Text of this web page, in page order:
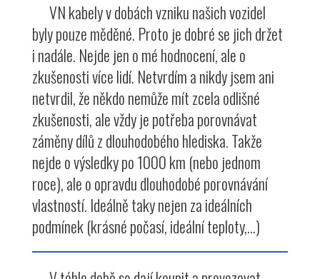
VN kabely v dobách vzniku našich vozidel
byly pouze měděné. Proto je dobré se jich držet
i nadále. Nejde jen o mé hodnocení, ale o
zkušenosti více lidí. Netvrdím a nikdy jsem ani
netvrdil, že někdo nemůže mít zcela odlišné
zkušenosti, ale vždy je potřeba porovnávat
záměny dílů z dlouhodobého hlediska. Takže
nejde o výsledky po 1000 km (nebo jednom
roce), ale o opravdu dlouhodobé porovnávání
vlastností. Ideálně taky nejen za ideálních
podmínek (krásné počasí, ideální teploty,...)